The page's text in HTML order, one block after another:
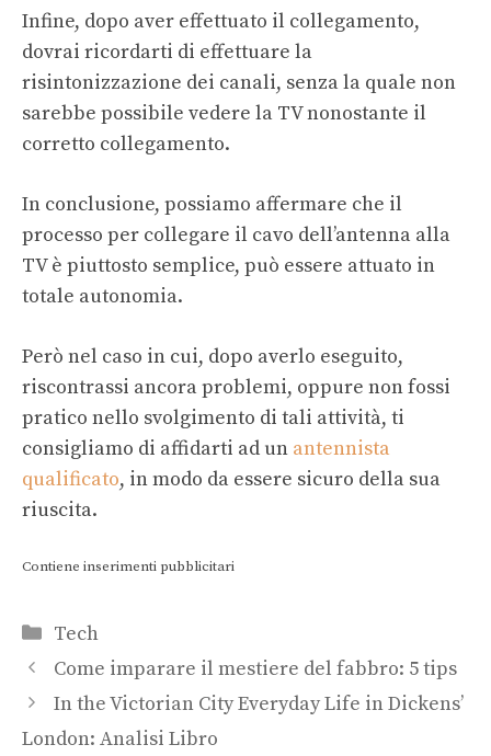
Infine, dopo aver effettuato il collegamento,
dovrai ricordarti di effettuare la
risintonizzazione dei canali, senza la quale non
sarebbe possibile vedere la TV nonostante il
corretto collegamento.
In conclusione, possiamo affermare che il
processo per collegare il cavo dell’antenna alla
TV è piuttosto semplice, può essere attuato in
totale autonomia.
Però nel caso in cui, dopo averlo eseguito,
riscontrassi ancora problemi, oppure non fossi
pratico nello svolgimento di tali attività, ti
consigliamo di affidarti ad un antennista
qualificato, in modo da essere sicuro della sua
riuscita.
Contiene inserimenti pubblicitari
Categorie
Tech
Come imparare il mestiere del fabbro: 5 tips
In the Victorian City Everyday Life in Dickens’
London: Analisi Libro